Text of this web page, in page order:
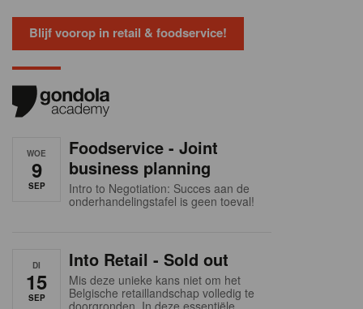
Blijf voorop in retail & foodservice!
WOE
9
SEP
Foodservice - Joint
business planning
Intro to Negotiation: Succes aan de
onderhandelingstafel is geen toeval!
DI
15
SEP
Into Retail - Sold out
Mis deze unieke kans niet om het
Belgische retaillandschap volledig te
doorgronden. In deze essentiële